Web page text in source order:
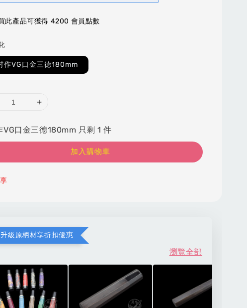
此產品可獲得 4200 會員點數
作VG口金三德180mm
VG口金三德180mm 只剩 1 件
加入購物車
級原柄材享折扣優惠
瀏覽全部